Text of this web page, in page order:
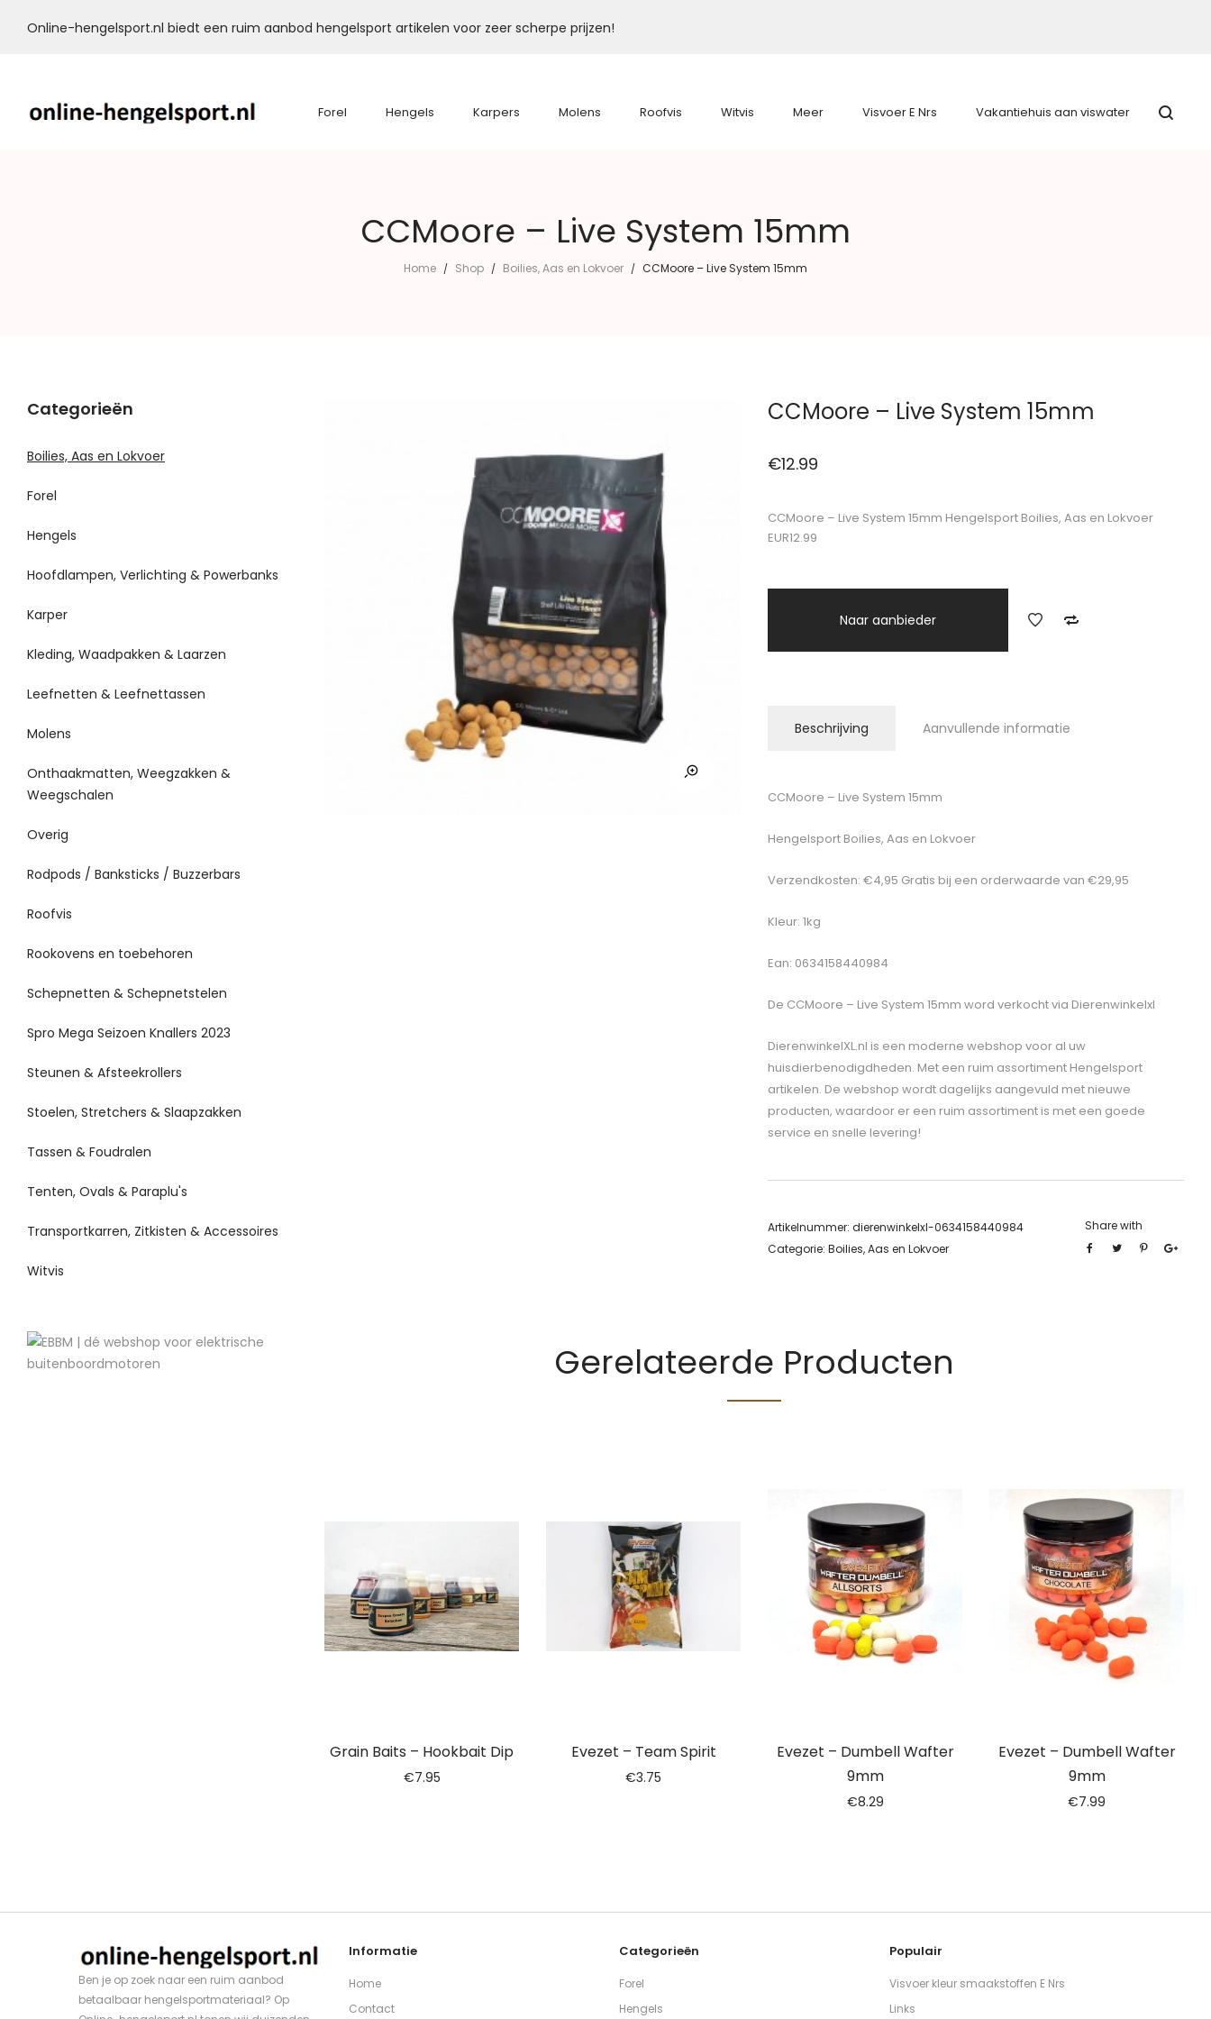
Online-hengelsport.nl biedt een ruim aanbod hengelsport artikelen voor zeer scherpe prijzen!
Forel Hengels Karpers Molens Roofvis Witvis Meer Visvoer E Nrs Vakantiehuis aan viswater
CCMoore – Live System 15mm
Home / Shop / Boilies, Aas en Lokvoer / CCMoore – Live System 15mm
CCMoore – Live System 15mm
€12.99
CCMoore – Live System 15mm Hengelsport Boilies, Aas en Lokvoer
EUR12.99
Naar aanbieder
Beschrijving Aanvullende informatie
CCMoore – Live System 15mm
Hengelsport Boilies, Aas en Lokvoer
Verzendkosten: €4,95 Gratis bij een orderwaarde van €29,95
Kleur: 1kg
Ean: 0634158440984
De CCMoore – Live System 15mm word verkocht via Dierenwinkelxl
DierenwinkelXL.nl is een moderne webshop voor al uw
huisdierbenodigdheden. Met een ruim assortiment Hengelsport
artikelen. De webshop wordt dagelijks aangevuld met nieuwe
producten, waardoor er een ruim assortiment is met een goede
service en snelle levering!
Artikelnummer: dierenwinkelxl-0634158440984
Categorie: Boilies, Aas en Lokvoer
Share with
Gerelateerde Producten
Grain Baits – Hookbait Dip
€7.95
Evezet – Team Spirit
€3.75
Evezet – Dumbell Wafter
9mm
€8.29
Evezet – Dumbell Wafter
9mm
€7.99
Categorieën
Boilies, Aas en Lokvoer
Forel
Hengels
Hoofdlampen, Verlichting & Powerbanks
Karper
Kleding, Waadpakken & Laarzen
Leefnetten & Leefnettassen
Molens
Onthaakmatten, Weegzakken &
Weegschalen
Overig
Rodpods / Banksticks / Buzzerbars
Roofvis
Rookovens en toebehoren
Schepnetten & Schepnetstelen
Spro Mega Seizoen Knallers 2023
Steunen & Afsteekrollers
Stoelen, Stretchers & Slaapzakken
Tassen & Foudralen
Tenten, Ovals & Paraplu's
Transportkarren, Zitkisten & Accessoires
Witvis
Ben je op zoek naar een ruim aanbod
betaalbaar hengelsportmateriaal? Op
Informatie
Home
Contact
Categorieën
Forel
Hengels
Populair
Visvoer kleur smaakstoffen E Nrs
Links